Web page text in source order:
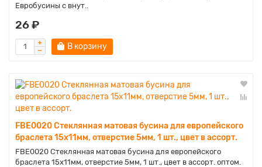
Евробусины с внут..
26 ₽
В корзину
FBE0020 Стеклянная матовая бусина для европейского
браслета 15х11мм, отверстие 5мм, 1 шт., цвет в ассорт.
FBE0020 Стеклянная матовая бусина для европейского
браслета 15х11мм, отверстие 5мм, 1 шт., цвет в ассорт. оптом.